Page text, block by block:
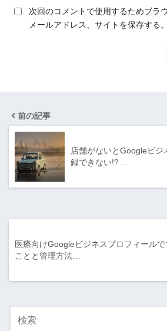
次回のコメントで使用するためブラ
メールアドレス、サイトを保存する。
前の記事
店舗がないとGoogleビジ
録できない!?…
医療向けGoogleビジネスプロフィールで
ことと管理方法…